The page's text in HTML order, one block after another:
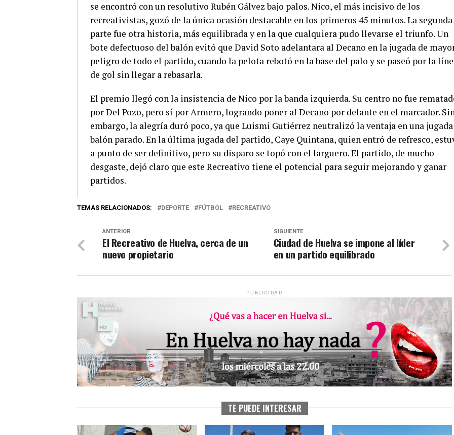
se encontró con un resolutivo Rubén Gálvez bajo palos. Nico, el más incisivo de los
recreativistas, gozó de la única ocasión destacable en los primeros 45 minutos. La segunda
parte fue otra historia, más equilibrada y en la que cualquiera pudo llevarse el triunfo. Un
bote defectuoso del balón evitó que David Soto adelantara al Decano en la jugada de
peligro de todo el partido, cuando la pelota rebotó en la base del palo y se paseó por la
de gol sin llegar a rebasarla.
El premio llegó con la insistencia de Nico por la banda izquierda. Su centro no fue
por Del Pozo, pero sí por Armero, logrando poner al Decano por delante en el marcador.
embargo, la alegría duró poco, ya que Luismi Gutiérrez neutralizó la ventaja en una
balón parado. En la última jugada del partido, Caye Quintana, quien entró de refresco,
a punto de ser definitivo, pero su disparo se topó con el larguero. El partido, de mucho
desgaste, dejó claro que este Recreativo tiene el potencial para seguir mejorando y ganar
partidos.
TEMAS RELACIONADOS: DEPORTE FÚTBOL RECREATIVO
SIGUIENTE
Ciudad de Huelva se impone al líder
en un partido equilibrado
ANTERIOR
El Recreativo de Huelva, cerca de un
nuevo propietario
PUBLICIDAD
TE PUEDE INTERESAR